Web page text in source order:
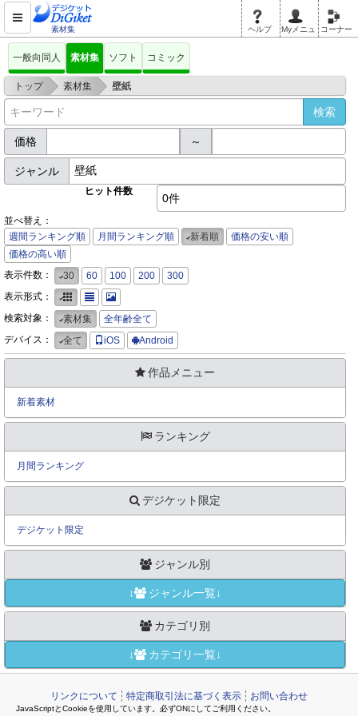
素材集 ヘルプ Myメニュ コーナー
一般向同人 素材集 ソフト コミック
トップ > 素材集 > 壁紙
価格 ～
ジャンル
ヒット件数
0件
並べ替え：
週間ランキング順
月間ランキング順 新着順
価格の安い順
価格の高い順
表示件数：
30 60 100 200
300
表示形式：
検索対象：
素材集
全年齢全て
デバイス：
全て iOS Android
作品メニュー
新着素材
ランキング
月間ランキング
デジケット限定
デジケット限定
ジャンル別
↓ ジャンル一覧↓
カテゴリ別
↓ カテゴリ一覧↓
リンクについて 特定商取引法に基づく表示 お問い合わせ
JavaScriptとCookieを使用しています。必ずONにしてご利用ください。